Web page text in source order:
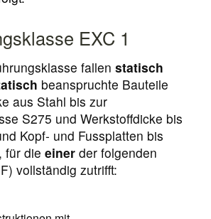
EXC 1
fallen statisch
beanspruchte Bauteile
aus Stahl bis zur
S275 und Werkstoffdicke bis
Kopf- und Fussplatten bis
für die einer der folgenden
vollständig zutrifft: